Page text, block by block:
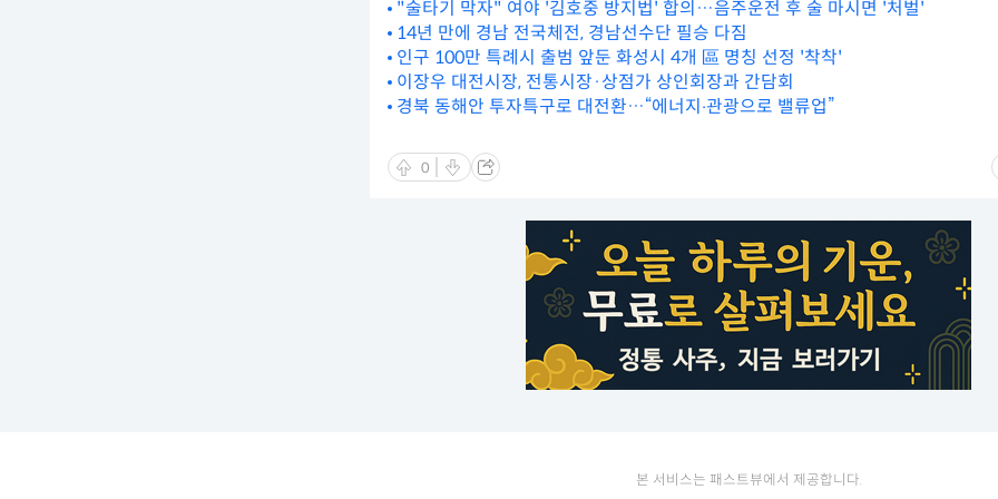
"술타기 막자" 여야 '김호중 방지법' 합의…음주운전 후 술 마시면 '처벌'
14년 만에 경남 전국체전, 경남선수단 필승 다짐
인구 100만 특례시 출범 앞둔 화성시 4개 區 명칭 선정 '착착'
이장우 대전시장, 전통시장·상점가 상인회장과 간담회
경북 동해안 투자특구로 대전환…“에너지‧관광으로 밸류업”
0
본 서비스는 패스트뷰에서 제공합니다.